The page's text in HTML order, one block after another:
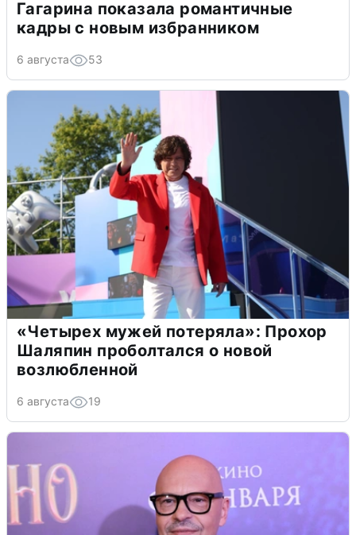
Гагарина показала романтичные
кадры с новым избранником
6 августа 53
«Четырех мужей потеряла»: Прохор
Шаляпин проболтался о новой
возлюбленной
6 августа 19